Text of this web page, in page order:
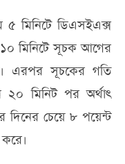
মিনিটে ডিএসইএক্স
মিনিটে সূচক আগের
এরপর সূচকের গতি
২০ মিনিট পর অর্থাৎ
চেয়ে ৮ পয়েন্ট